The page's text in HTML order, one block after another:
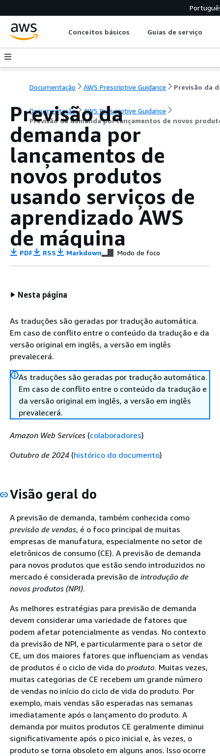
Conceitos básicos Guias de serviço
Documentação AWS Prescriptive Guidance
Documentação
AWS Prescriptive Guidance
Previsão da demanda por lançamentos de novos
Previsão da
demanda por
lançamentos de
novos produtos
usando serviços de
aprendizado AWS
de máquina
PDF RSS Markdown Modo de foco
Nesta página
As traduções são geradas por tradução automática.
Em caso de conflito entre o conteúdo da tradução e da
versão original em inglês, a versão em inglês
prevalecerá.
As traduções são geradas por tradução automática.
Em caso de conflito entre o conteúdo da tradução e
da versão original em inglês, a versão em inglês
prevalecerá.
Amazon Web Services (colaboradores)
Outubro de 2024 (histórico do documento)
Visão geral do
A previsão de demanda, também conhecida como
previsão de vendas, é o foco principal de muitas
empresas de manufatura, especialmente no setor de
eletrônicos de consumo (CE). A previsão de demanda
para novos produtos que estão sendo introduzidos no
mercado é considerada previsão de introdução de
novos produtos (NPI).
As melhores estratégias para previsão de demanda
devem considerar uma variedade de fatores que
podem afetar potencialmente as vendas. No contexto
da previsão de NPI, e particularmente para o setor de
CE, um dos maiores fatores que influenciam as vendas
de produtos é o ciclo de vida do produto. Muitas vezes,
muitas categorias de CE recebem um grande número
de vendas no início do ciclo de vida do produto. Por
exemplo, mais vendas são esperadas nas semanas
imediatamente após o lançamento do produto. A
demanda por muitos produtos CE geralmente diminui
significativamente após o pico inicial e, às vezes, o
produto se torna obsoleto em alguns anos. Isso ocorre